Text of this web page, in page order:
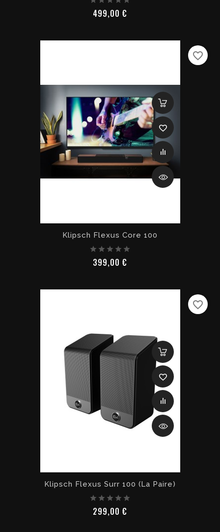
499,00 €
Klipsch Flexus Core 100
399,00 €
favorite_border
Klipsch Flexus Surr 100 (la Paire)
299,00 €
favorite_border